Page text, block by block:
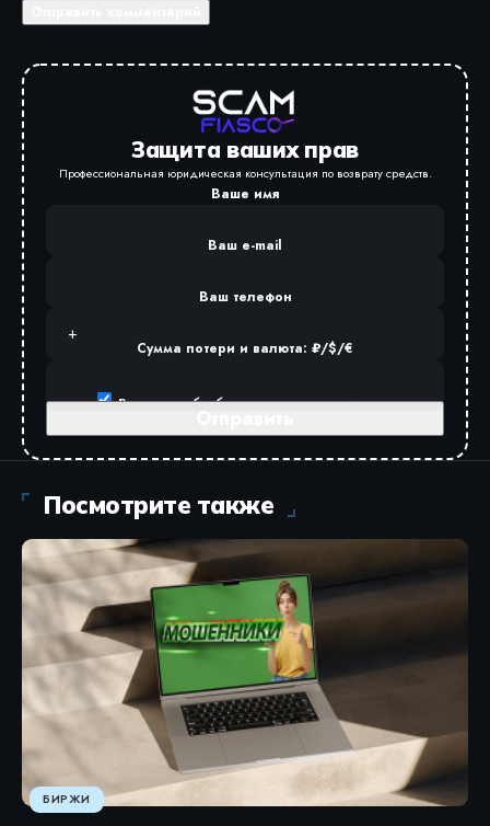
Защита ваших прав
Профессиональная юридическая консультация по возврату средств.
Ваше имя
Ваш e-mail
Ваш телефон
Сумма потери и валюта: ₽/$/€
Разрешаюобработку персональных данных.
Посмотрите также
БИРЖИ